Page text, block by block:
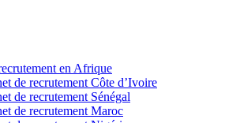
en Afrique
de recrutement Côte d’Ivoire
de recrutement Sénégal
de recrutement Maroc